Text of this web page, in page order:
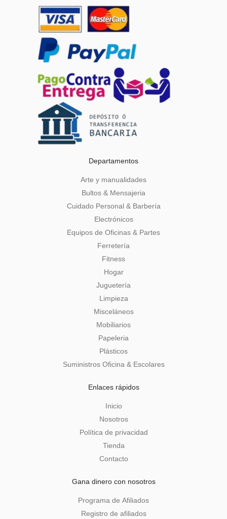
Departamentos
Arte y manualidades
Bultos & Mensajeria
Cuidado Personal & Barbería
Electrónicos
Equipos de Oficinas & Partes
Ferretería
Fitness
Hogar
Juguetería
Limpieza
Misceláneos
Mobiliarios
Papeleria
Plásticos
Suministros Oficina & Escolares
Enlaces rápidos
Inicio
Nosotros
Política de privacidad
Tienda
Contacto
Gana dinero con nosotros
Programa de Afiliados
Registro de afiliados